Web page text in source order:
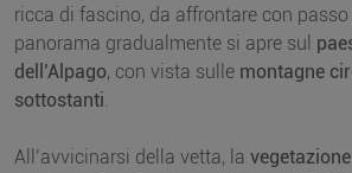
ricca di fascino, da affrontare con passo
panorama gradualmente si apre sul
dell’Alpago, con vista sulle montagne
sottostanti.
All’avvicinarsi della vetta, la